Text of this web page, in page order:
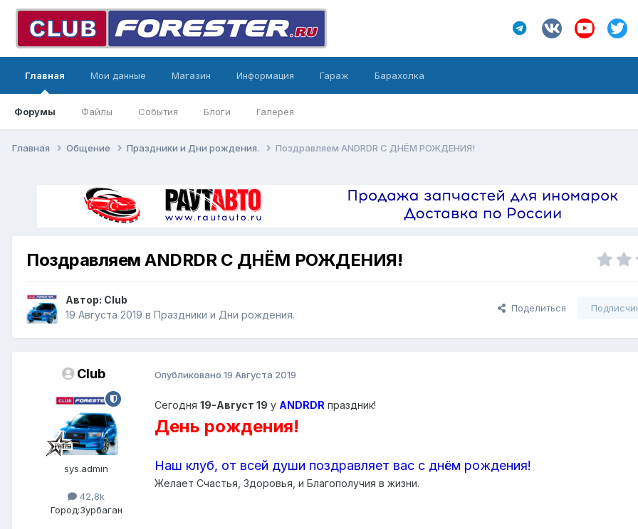
Главная
Форумы Файлы События Блоги Галерея
Мои данные Магазин Информация Гараж Барахолка
Главная Общение Праздники и Дни рождения. Поздравляем ANDRDR С ДНЁМ РОЖДЕНИЯ!
Поздравляем ANDRDR С ДНЁМ РОЖДЕНИЯ!
Автор: Club
19 Августа 2019 в Праздники и Дни рождения.
Поделиться
Club
sys.admin
42,8k
Город:Зурбаган
Опубликовано 19 Августа 2019
Сегодня 19-Август 19 у ANDRDR праздник!
День рождения!
Наш клуб, от всей души поздравляет вас с днём рождения!
Желает Счастья, Здоровья, и Благополучия в жизни.